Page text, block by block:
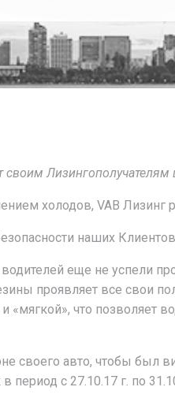
своим
холодов, VAB Лизинг
наших
еще не успели
проявляет все свои
и «мягкой», что
авто, чтобы был
с 27.10.17 г. по